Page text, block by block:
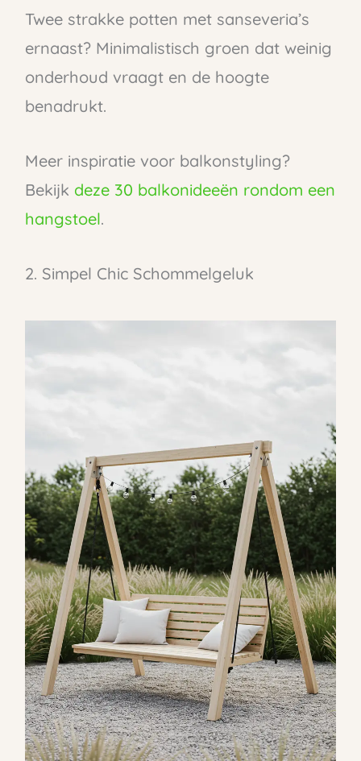
Twee strakke potten met sanseveria’s
ernaast? Minimalistisch groen dat weinig
onderhoud vraagt en de hoogte
benadrukt.
Meer inspiratie voor balkonstyling?
Bekijk deze 30 balkonideeën rondom een
hangstoel.
2. Simpel Chic Schommelgeluk